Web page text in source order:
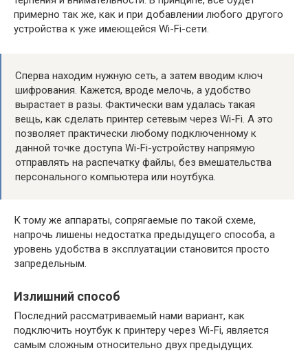
примерно так же, как и при добавлении любого другого
устройства к уже имеющейся Wi-Fi-сети.
Сперва находим нужную сеть, а затем вводим ключ
шифрования. Кажется, вроде мелочь, а удобство
вырастает в разы. Фактически вам удалась такая
вещь, как сделать принтер сетевым через Wi-Fi. А это
позволяет практически любому подключенному к
данной точке доступа Wi-Fi-устройству напрямую
отправлять на распечатку файлы, без вмешательства
персонального компьютера или ноутбука.
К тому же аппараты, сопрягаемые по такой схеме,
напрочь лишены недостатка предыдущего способа, а
уровень удобства в эксплуатации становится просто
запредельным.
Излишний способ
Последний рассматриваемый нами вариант, как
подключить ноутбук к принтеру через Wi-Fi, является
самым сложным относительно двух предыдущих.